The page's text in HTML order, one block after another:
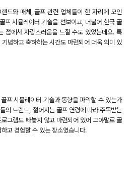
드와 매체, 골프 관련 업체들이 한 자리에 모인
시뮬레이터 기술을 선보이고, 더불어 한국 골
점에서 자랑스러움을 느낄 수도 있었는데요. 특
념하고 축하하는 시간도 마련되어 더욱 의미 있
시뮬레이터 기술과 동향을 파악할 수 있는가
의 트렌드, 젊어지는 골프 연령에 따라 주목받는
그램도 빼놓지 않고 마련되어 있어 그야말로 골
고 경험할 수 있는 장소였습니다.